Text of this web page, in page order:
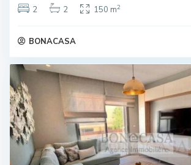
2
2 150 m2
BONACASA